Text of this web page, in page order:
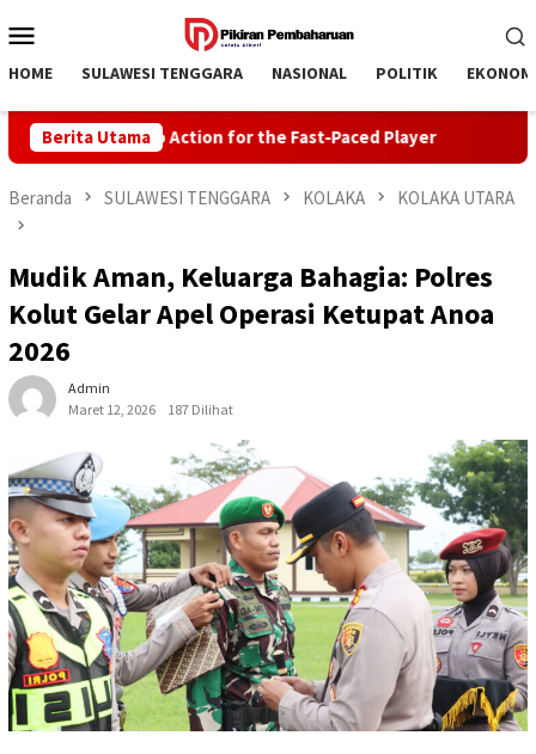
ke
Mobile
HOME SULAWESI TENGGARA NASIONAL POLITIK
Berita Utama
Casino Action for the Fast‑Paced Player Claim the
Beranda SULAWESI TENGGARA KOLAKA KOLAKA UTARA
Mudik Aman, Keluarga Bahagia: Polres
Kolut Gelar Apel Operasi Ketupat Anoa
2026
Admin
Maret 12, 2026
187 Dilihat